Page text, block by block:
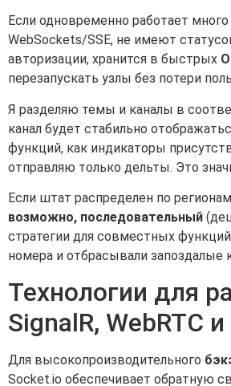
Если одновременно работает
WebSockets/SSE, не имеют
авторизации, хранится в быстрых
перезапускать узлы без потери
Я разделяю темы и каналы в
канал будет стабильно
функций, как индикаторы
отправляю только дельты. Это
Если штат распределен по
возможно, последовательный
стратегии для совместных
номера и отбрасывали запоздалые
Технологии для
SignalR, WebRTC и
Для высокопроизводительного
Socket.io обеспечивает обратную